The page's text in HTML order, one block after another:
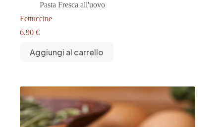
Pasta Fresca all'uovo
Fettuccine
6.90 €
Aggiungi al carrello